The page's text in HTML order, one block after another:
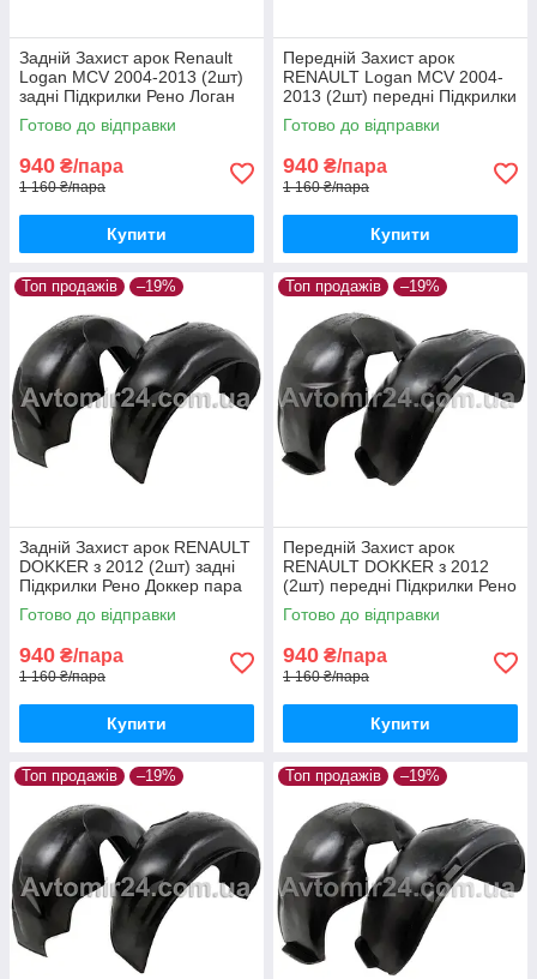
Задній Захист арок Renault
Logan MCV 2004-2013 (2шт)
задні Підкрилки Рено Логан
МЦВ до 2013 пара задніх
Готово до відправки
940 ₴/пара
1 160 ₴/пара
Купити
Передній Захист арок
RENAULT Logan MCV 2004-
2013 (2шт) передні Підкрилки
Рено Логан МЦВ до 2013
пара передніх
Готово до відправки
940 ₴/пара
1 160 ₴/пара
Купити
Топ продажів –19%
Задній Захист арок RENAULT
DOKKER з 2012 (2шт) задні
Підкрилки Рено Доккер пара
задніх
Готово до відправки
940 ₴/пара
1 160 ₴/пара
Купити
Топ продажів –19%
Передній Захист арок
RENAULT DOKKER з 2012
(2шт) передні Підкрилки Рено
Доккер пара передніх
Готово до відправки
940 ₴/пара
1 160 ₴/пара
Купити
Топ продажів –19% Топ продажів –19%